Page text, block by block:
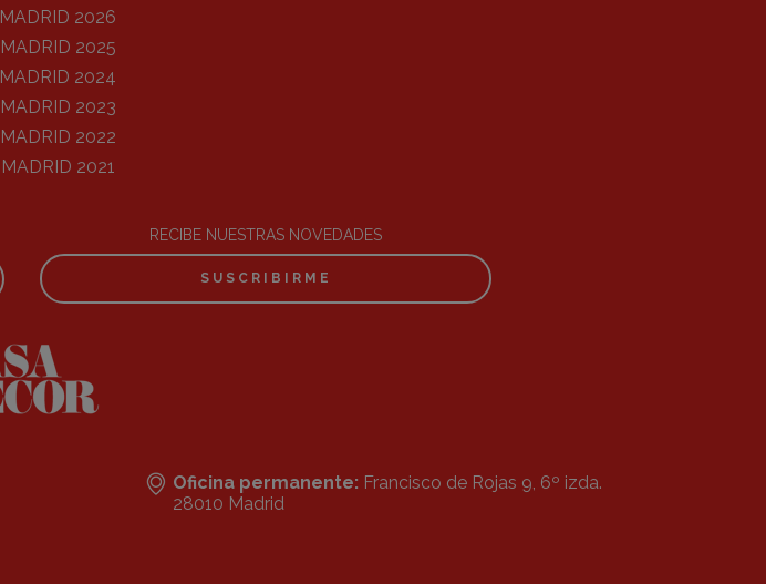
MADRID 2026
MADRID 2025
MADRID 2024
MADRID 2023
MADRID 2022
MADRID 2021
RECIBE NUESTRAS NOVEDADES
SUSCRIBIRME
Oficina permanente: Francisco de Rojas 9, 6º izda.
28010 Madrid